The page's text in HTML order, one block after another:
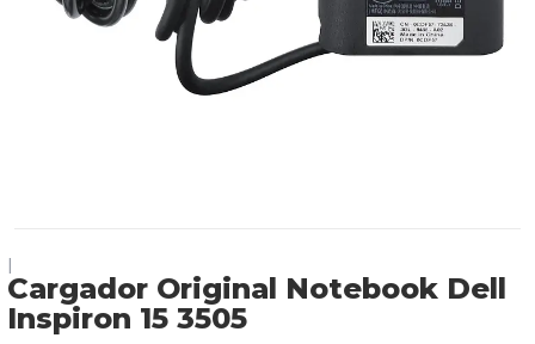
Cargador Original Notebook Dell
Inspiron 15 3505